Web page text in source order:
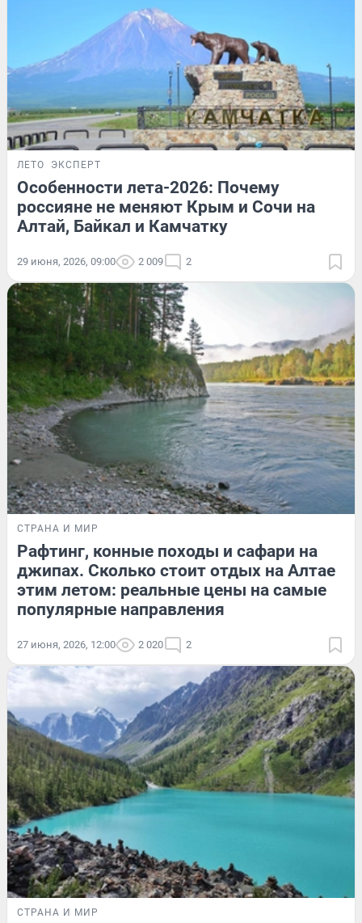
ЛЕТО ЭКСПЕРТ
Особенности лета-2026: Почему
россияне не меняют Крым и Сочи на
Алтай, Байкал и Камчатку
29 июня, 2026, 09:00 2 009 2
СТРАНА И МИР
Рафтинг, конные походы и сафари на
джипах. Сколько стоит отдых на Алтае
этим летом: реальные цены на самые
популярные направления
27 июня, 2026, 12:00 2 020 2
СТРАНА И МИР